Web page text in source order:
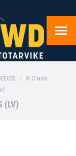
X-Class
(LV)